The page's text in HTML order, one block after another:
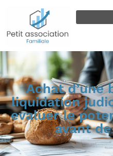
Achat d’une
liquidation
evaluer le
avant